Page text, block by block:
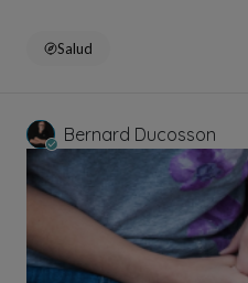
Salud
Bernard Ducosson